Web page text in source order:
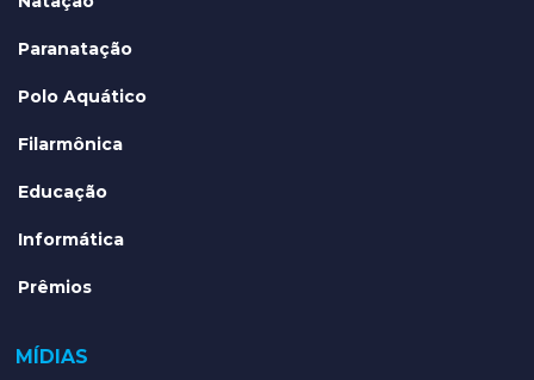
Paranatação
Polo Aquático
Filarmônica
Educação
Informática
Prêmios
MÍDIAS